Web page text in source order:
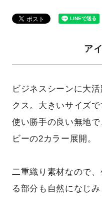
ア
ビジネスシーンに大
クス。大きいサイズで
使い勝手の良い無地
ビーの2カラー展開。
二重織り素材なので
る部分も自然になじみ